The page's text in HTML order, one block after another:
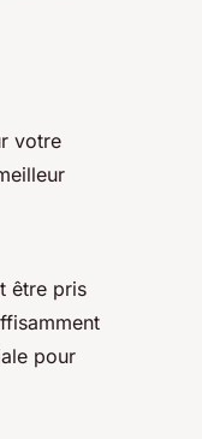
votre
être pris
pour